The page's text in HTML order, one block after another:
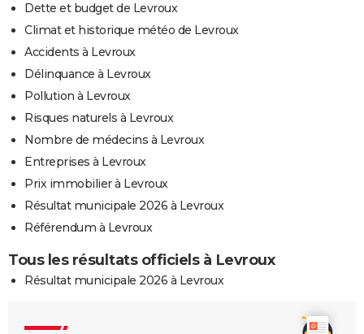
Dette et budget de Levroux
Climat et historique météo de Levroux
Accidents à Levroux
Délinquance à Levroux
Pollution à Levroux
Risques naturels à Levroux
Nombre de médecins à Levroux
Entreprises à Levroux
Prix immobilier à Levroux
Résultat municipale 2026 à Levroux
Référendum à Levroux
Tous les résultats officiels à Levroux
Résultat municipale 2026 à Levroux